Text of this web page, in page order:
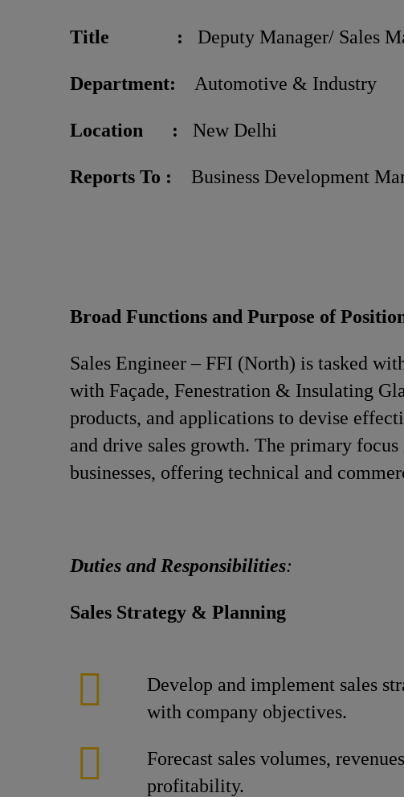
Title : Deputy Manager/ Sales
Department: Automotive & Industry
Location : New Delhi
Reports To : Business Development
Broad Functions and Purpose of
Sales Engineer – FFI (North) is tasked
with Façade, Fenestration & Insulating
products, and applications to devise
and drive sales growth. The primary
businesses, offering technical and
Duties and Responsibilities:
Sales Strategy & Planning
Develop and implement sales
with company objectives.
Forecast sales volumes,
profitability.